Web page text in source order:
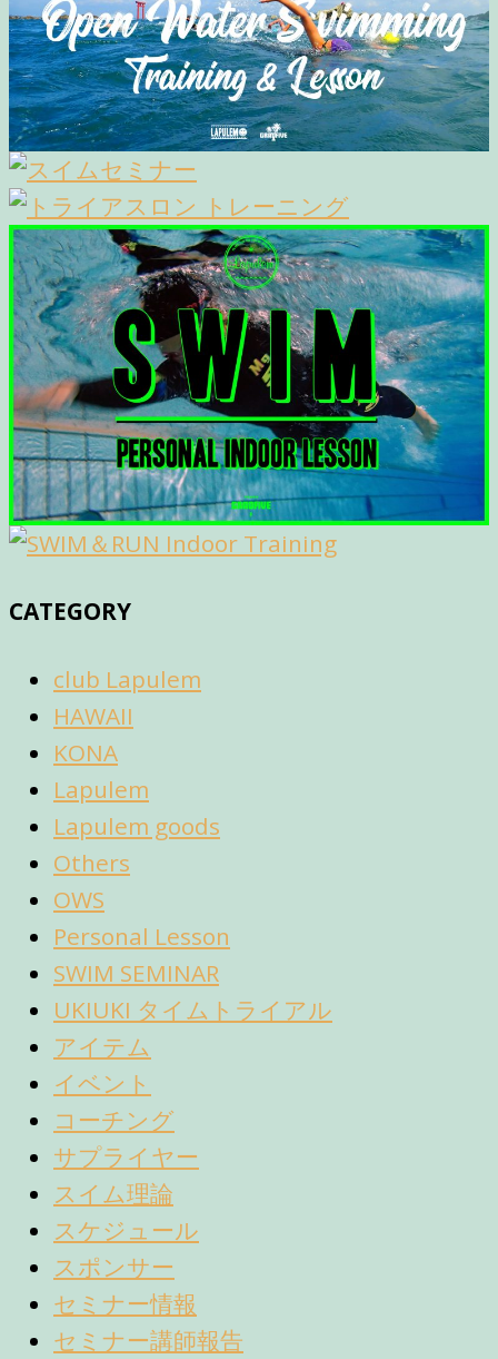
CATEGORY
club Lapulem
HAWAII
KONA
Lapulem
Lapulem goods
Others
OWS
Personal Lesson
SWIM SEMINAR
UKIUKI タイムトライアル
アイテム
イベント
コーチング
サプライヤー
スイム理論
スケジュール
スポンサー
セミナー情報
セミナー講師報告